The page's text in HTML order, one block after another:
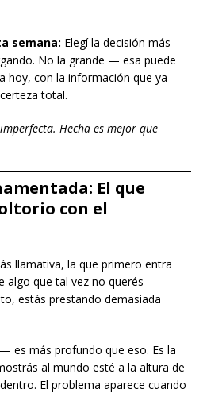
semana: Elegí la decisión más
No la grande — esa puede
hoy, con la información que ya
total.
Hecha es mejor que
El que
con el
llamativa, la que primero entra
algo que tal vez no querés
estás prestando demasiada
es más profundo que eso. Es la
al mundo esté a la altura de
El problema aparece cuando